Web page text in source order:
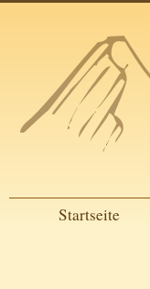
Startseite